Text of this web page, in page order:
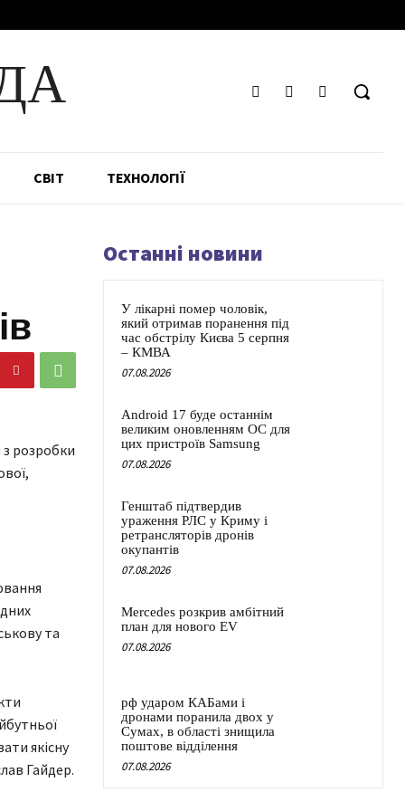
СВІТ ТЕХНОЛОГІЇ
з розробки
та
якісну
Гайдер.
Останні новини
У лікарні помер чоловік,
який отримав поранення під
час обстрілу Києва 5 серпня
– КМВА
07.08.2026
Android 17 буде останнім
великим оновленням ОС для
цих пристроїв Samsung
07.08.2026
Генштаб підтвердив
ураження РЛС у Криму і
ретрансляторів дронів
окупантів
07.08.2026
Mercedes розкрив амбітний
план для нового EV
07.08.2026
рф ударом КАБами і
дронами поранила двох у
Сумах, в області знищила
поштове відділення
07.08.2026